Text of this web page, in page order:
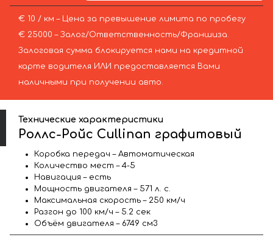
€ 10 / км – Цена за превышение лимита по пробегу
€ 25000 – Залог/Ответственность/Франшиза.
Залоговая сумма блокируется нами на кредитной
карте водителя ИЛИ предоставляется Вами
наличными при получении авто.
Технические характеристики
Роллс-Ройс Cullinan графитовый
Коробка передач – Автоматическая
Количество мест – 4-5
Навигация – есть
Мощность двигателя – 571 л. с.
Максимальная скорость – 250 км/ч
Разгон до 100 км/ч – 5.2 сек
Объём двигателя – 6749 см3